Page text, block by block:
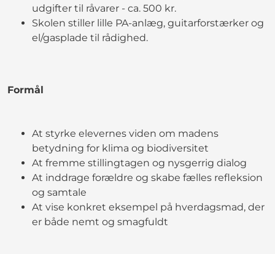
udgifter til råvarer - ca. 500 kr.
Skolen stiller lille PA-anlæg, guitarforstærker og
el/gasplade til rådighed.
Formål
At styrke elevernes viden om madens
betydning for klima og biodiversitet
At fremme stillingtagen og nysgerrig dialog
At inddrage forældre og skabe fælles refleksion
og samtale
At vise konkret eksempel på hverdagsmad, der
er både nemt og smagfuldt